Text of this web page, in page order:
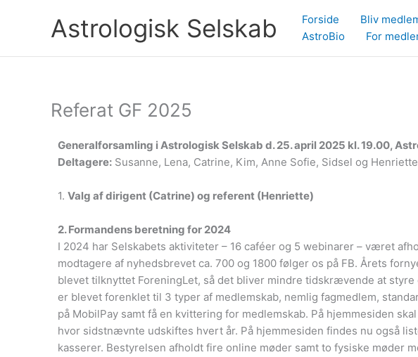
Astrologisk Selskab Forside Bliv
AstroBio
For
Referat GF 2025
Generalforsamling i Astrologisk Selskab d. 25. april 2025 kl. 19.00,
Deltagere: Susanne, Lena, Catrine, Kim, Anne Sofie, Sidsel og Henriette
1. Valg af dirigent (Catrine) og referent (Henriette)
2. Formandens beretning for 2024
I 2024 har Selskabets aktiviteter – 16 caféer og 5 webinarer – været
modtagere af nyhedsbrevet ca. 700 og 1800 følger os på FB. Årets
blevet tilknyttet ForeningLet, så det bliver mindre tidskrævende at
er blevet forenklet til 3 typer af medlemskab, nemlig fagmedlem,
på MobilPay samt få en kvittering for medlemskab. På hjemmesiden
hvor sidstnævnte udskiftes hvert år. På hjemmesiden findes nu også
kasserer. Bestyrelsen afholdt fire online møder samt to fysiske møder